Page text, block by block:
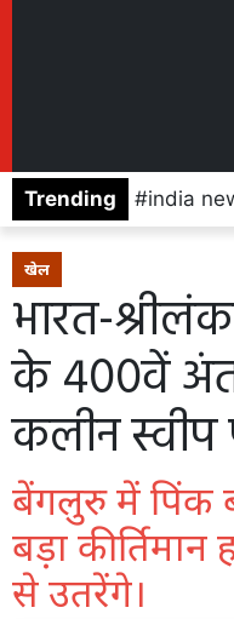
Trending india
खेल
भारत-
के 400वें
कलीन
बेंगलुरु में पिंक
बड़ा
से उतरेंगे।